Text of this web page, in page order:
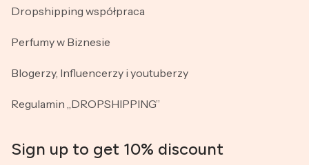
Dropshipping współpraca
Perfumy w Biznesie
Blogerzy, Influencerzy i youtuberzy
Regulamin „DROPSHIPPING”
Sign up to get 10% discount